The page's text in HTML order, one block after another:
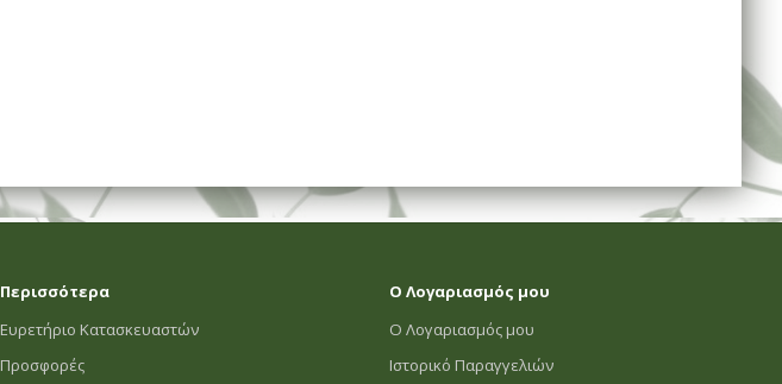
Περισσότερα
Ευρετήριο Κατασκευαστών
Προσφορές
Ο Λογαριασμός μου
Ο Λογαριασμός μου
Ιστορικό Παραγγελιών